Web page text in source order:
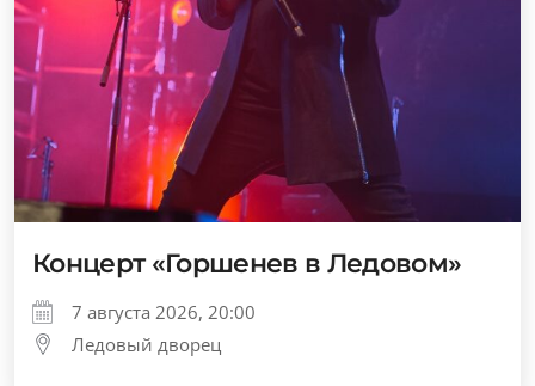
Концерт «Горшенев в Ледовом»
7 августа 2026, 20:00
Ледовый дворец